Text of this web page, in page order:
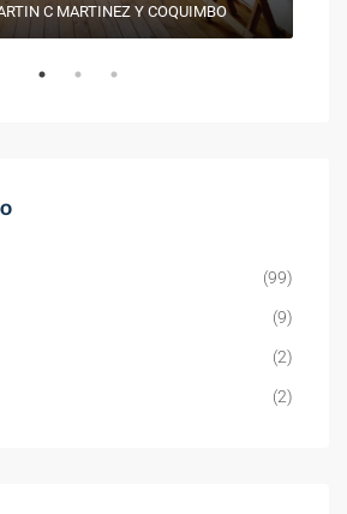
C MARTINEZ Y COQUIMBO
(99)
(9)
(2)
(2)